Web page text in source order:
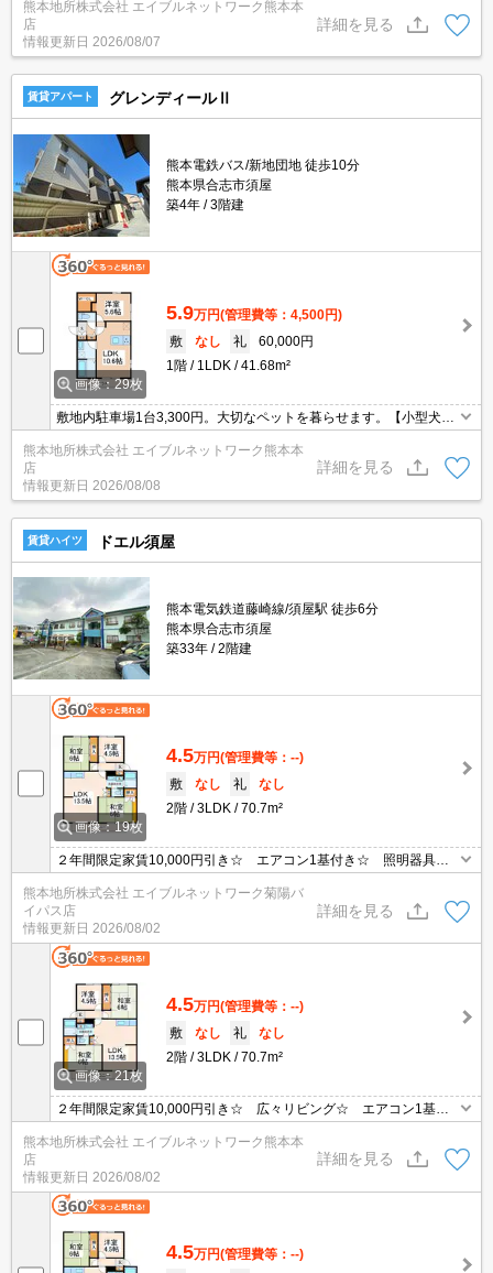
ん」・追焚・３口ガスコンログリル付き♪
熊本地所株式会社 エイブルネットワーク熊本本
店
情報更新日 2026/08/07
詳細を見る
賃貸アパート グレンディールⅡ
熊本電鉄バス/新地団地 徒歩10分
熊本県合志市須屋
築4年
3階建
画像：29枚
5.9万円(管理費等：4,500円)
敷
なし 礼
60,000円
1階
1LDK 41.68m²
敷地内駐車場1台3,300円。大切なペットを暮らせます。【小型犬1
匹】飼育可能(敷金1か月増)！！インターネット無料☆ALSOKホー
ムセキュリティ・オートロック付きでセキュリティ安心☆エアコン
2基・追い焚き・ウォークインクローゼット・対面キッチンなど人
気の設備が充実☆オンライン式宅配ボックス付き☆
熊本地所株式会社 エイブルネットワーク熊本本
店
情報更新日 2026/08/08
詳細を見る
賃貸ハイツ ドエル須屋
熊本電気鉄道藤崎線/須屋駅 徒歩6分
熊本県合志市須屋
築33年
2階建
画像：19枚
4.5万円(管理費等：--)
敷
なし 礼
なし
2階
3LDK 70.7m²
２年間限定家賃10,000円引き☆ エアコン1基付き☆ 照明器具付
き☆ ＴＶインターホン付き☆ 南向きで日当たり良好☆
熊本地所株式会社 エイブルネットワーク菊陽バ
イパス店
情報更新日 2026/08/02
詳細を見る
画像：21枚
4.5万円(管理費等：--)
敷
なし 礼
なし
2階
3LDK 70.7m²
２年間限定家賃10,000円引き☆ 広々リビング☆ エアコン1基付
☆ TVモニターホン付☆ 独立洗面台☆ 駐車場２台目3,000円で
確保可能☆ 温水洗浄便座☆
熊本地所株式会社 エイブルネットワーク熊本本
店
情報更新日 2026/08/02
詳細を見る
4.5万円(管理費等：--)